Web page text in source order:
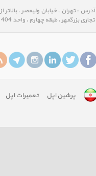
آدرس : تهران ، خیابان ولیعصر ، بالاتر
تجاری بزرگمهر ، طبقه چهارم ، واحد 404
پرشین اپل تعمیرات اپل